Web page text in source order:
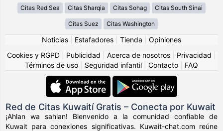
Citas Red Sea Citas Sharqia Citas Sohag Citas South Sinai
Citas Suez Citas Washington
Noticias Estafadores Tienda
Opiniones
Cookies y RGPD
Publicidad Acerca de nosotros Privacidad
Términos de uso
Seguridad infantil Contacto FAQ
Red de Citas Kuwaití Gratis – Conecta por Kuwait
¡Ahlan wa sahlan! Bienvenido a la comunidad confiable de
Kuwait para conexiones significativas. Kuwait-chat.com reúne